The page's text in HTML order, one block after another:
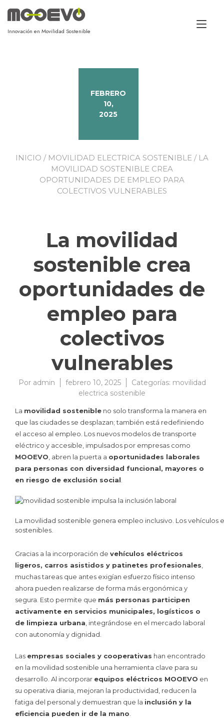
Innovación en Movilidad Sostenible
FEBRERO
10,
2025
INICIO / MOVILIDAD ELECTRICA SOSTENIBLE / LA
MOVILIDAD SOSTENIBLE CREA
OPORTUNIDADES DE EMPLEO PARA
COLECTIVOS VULNERABLES
La movilidad
sostenible crea
oportunidades de
empleo para
colectivos
vulnerables
Por admin febrero 10, 2025 Categorías: movilidad
electrica sostenible
La movilidad sostenible no solo transforma la manera en
que las ciudades se desplazan; también está redefiniendo
el acceso al empleo. Los nuevos modelos de transporte
eléctrico y accesible, impulsados por empresas como
MOOEVO , abren la puerta a oportunidades laborales
para personas con diversidad funcional, mayores o
en riesgo de exclusión social
La movilidad sostenible genera empleo inclusivo. Los
sostenibles.
Gracias a la incorporación de vehículos eléctricos
ligeros, carros asistidos y patinetes profesionales
muchas tareas que antes exigían esfuerzo físico intenso
ahora pueden realizarse de forma más ergonómica y
segura. Esto permite que más personas participen
activamente en servicios municipales, logísticos o
de limpieza urbana , integrándose en el mercado laboral
con autonomía y dignidad.
Las empresas sociales y cooperativas han encontrado
en la movilidad sostenible una herramienta clave para su
desarrollo. Al incorporar equipos eléctricos MOOEVO en
su operativa diaria, mejoran la productividad, reducen la
fatiga del personal y demuestran que la inclusión y la
eficiencia pueden ir de la mano